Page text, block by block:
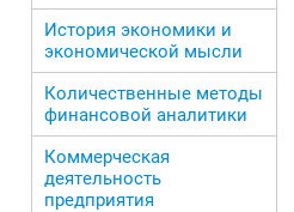
История экономики и
экономической мысли
Количественные методы
финансовой аналитики
Коммерческая
деятельность
предприятия